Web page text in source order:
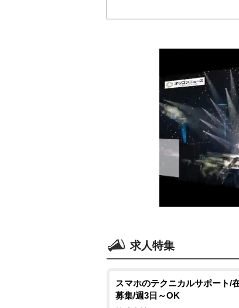
求人特集
スマホのテクニカルサポート/
募集/週3日～OK